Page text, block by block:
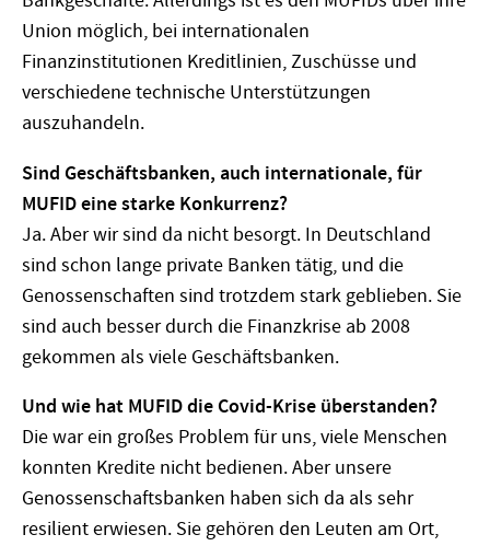
Union möglich, bei internationalen
Finanzinstitutionen Kreditlinien, Zuschüsse und
verschiedene technische Unterstützungen
auszuhandeln.
Sind Geschäftsbanken, auch internationale, für
MUFID eine starke Konkurrenz?
Ja. Aber wir sind da nicht besorgt. In Deutschland
sind schon lange private Banken tätig, und die
Genossenschaften sind trotzdem stark geblieben. Sie
sind auch besser durch die Finanzkrise ab 2008
gekommen als viele Geschäftsbanken.
Und wie hat MUFID die Covid-Krise überstanden?
Die war ein großes Problem für uns, viele Menschen
konnten Kredite nicht bedienen. Aber unsere
Genossenschaftsbanken haben sich da als sehr
resilient erwiesen. Sie gehören den Leuten am Ort,